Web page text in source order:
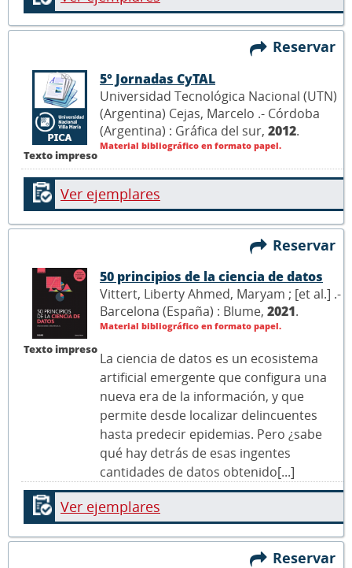
Reservar
Texto impreso
5° Jornadas CyTAL
Universidad Tecnológica Nacional (UTN)
(Argentina) Cejas, Marcelo .- Córdoba
(Argentina) : Gráfica del sur, 2012.
Material bibliográfico en formato papel.
Ver ejemplares
Reservar
Texto impreso
50 principios de la ciencia de datos
Vittert, Liberty Ahmed, Maryam ; [et al.] .-
Barcelona (España) : Blume, 2021.
Material bibliográfico en formato papel.
La ciencia de datos es un ecosistema
artificial emergente que configura una
nueva era de la información, y que
permite desde localizar delincuentes
hasta predecir epidemias. Pero ¿sabe
qué hay detrás de esas ingentes
cantidades de datos obtenido[...]
Ver ejemplares
Reservar